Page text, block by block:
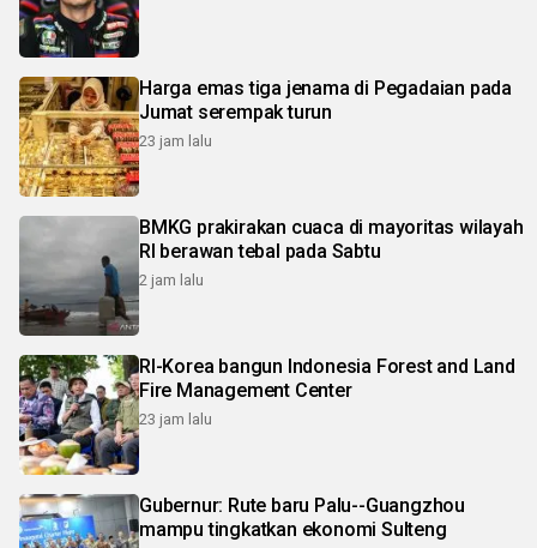
Harga emas tiga jenama di Pegadaian pada
Jumat serempak turun
23 jam lalu
BMKG prakirakan cuaca di mayoritas wilayah
RI berawan tebal pada Sabtu
2 jam lalu
RI-Korea bangun Indonesia Forest and Land
Fire Management Center
23 jam lalu
Gubernur: Rute baru Palu--Guangzhou
mampu tingkatkan ekonomi Sulteng